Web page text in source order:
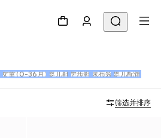
女童(0-36月) 婴儿鞋 学步鞋 尿布袋 婴儿配饰
筛选并排序